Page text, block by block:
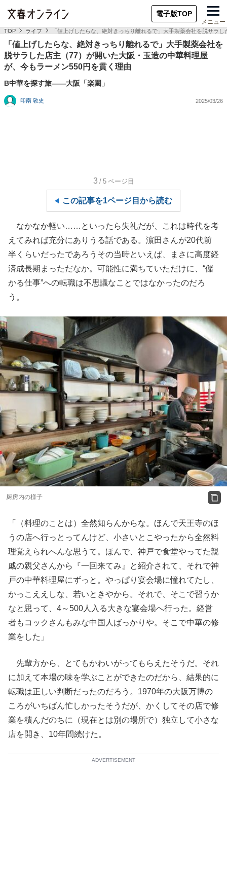
電子版TOP
メニュー
TOP ライフ 「値上げしたらな、絶対きっちり離れるで」大手製薬会社を脱サラ
「値上げしたらな、絶対きっちり離れるで」大手製薬会社を
脱サラした店主（77）が開いた大阪・玉造の中華料理屋
が、今もラーメン550円を貫く理由
B中華を探す旅――大阪「楽園」
印南 敦史 2025/03/26
3 /5 ページ目
この記事を1ページ目から読む
なかなか軽い……といったら失礼だが、これは時代を考
えてみれば充分にありうる話である。濵田さんが20代前
半くらいだったであろうその当時といえば、まさに高度経
済成長期まっただなか。可能性に満ちていただけに、“儲
かる仕事”への転職は不思議なことではなかったのだろ
う。
厨房内の様子
「（料理のことは）全然知らんからな。ほんで天王寺のほ
うの店へ行っとってんけど、小さいとこやったから全然料
理覚えられへんな思うて。ほんで、神戸で食堂やってた親
戚の親父さんから『一回来てみ』と紹介されて、それで神
戸の中華料理屋にずっと。やっぱり宴会場に憧れてたし、
かっこええしな、若いときやから。それで、そこで習うか
なと思って、4～500人入る大きな宴会場へ行った。経営
者もコックさんもみな中国人ばっかりや。そこで中華の修
業をした」
先輩方から、とてもかわいがってもらえたそうだ。それ
に加えて本場の味を学ぶことができたのだから、結果的に
転職は正しい判断だったのだろう。1970年の大阪万博の
ころがいちばん忙しかったそうだが、かくしてその店で修
業を積んだのちに（現在とは別の場所で）独立して小さな
店を開き、10年間続けた。
ADVERTISEMENT